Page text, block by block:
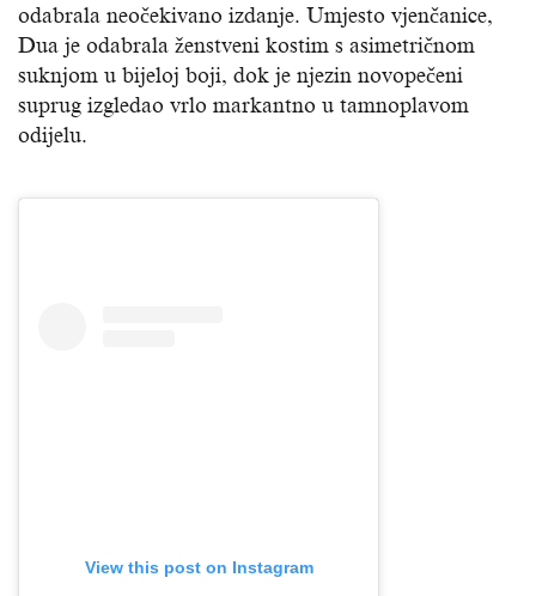
odabrala neočekivano izdanje. Umjesto vjenčanice,
Dua je odabrala ženstveni kostim s asimetričnom
suknjom u bijeloj boji, dok je njezin novopečeni
suprug izgledao vrlo markantno u tamnoplavom
odijelu.
View this post on Instagram